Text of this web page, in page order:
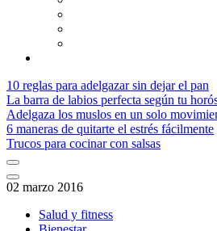
10 reglas para adelgazar sin dejar el pan
La barra de labios perfecta según tu
Adelgaza los muslos en un solo
6 maneras de quitarte el estrés fácilmente
Trucos para cocinar con salsas
02 marzo 2016
Salud y fitness